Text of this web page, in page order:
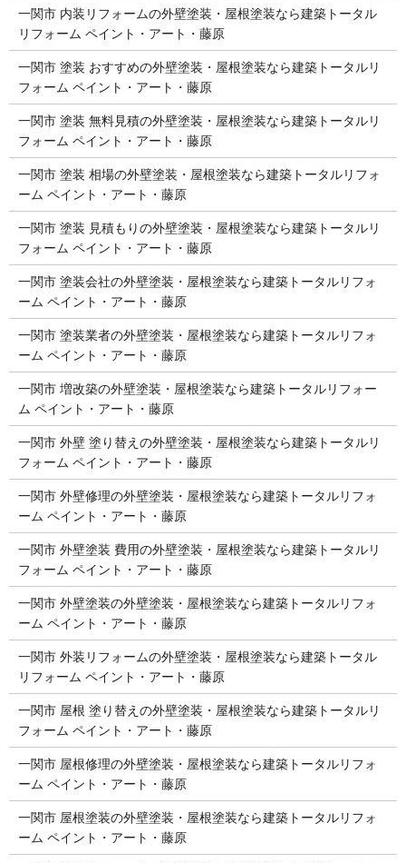
一関市 内装リフォームの外壁塗装・屋根塗装なら建築トータル
リフォーム ペイント・アート・藤原
一関市 塗装 おすすめの外壁塗装・屋根塗装なら建築トータルリ
フォーム ペイント・アート・藤原
一関市 塗装 無料見積の外壁塗装・屋根塗装なら建築トータルリ
フォーム ペイント・アート・藤原
一関市 塗装 相場の外壁塗装・屋根塗装なら建築トータルリフォ
ーム ペイント・アート・藤原
一関市 塗装 見積もりの外壁塗装・屋根塗装なら建築トータルリ
フォーム ペイント・アート・藤原
一関市 塗装会社の外壁塗装・屋根塗装なら建築トータルリフォ
ーム ペイント・アート・藤原
一関市 塗装業者の外壁塗装・屋根塗装なら建築トータルリフォ
ーム ペイント・アート・藤原
一関市 増改築の外壁塗装・屋根塗装なら建築トータルリフォー
ム ペイント・アート・藤原
一関市 外壁 塗り替えの外壁塗装・屋根塗装なら建築トータルリ
フォーム ペイント・アート・藤原
一関市 外壁修理の外壁塗装・屋根塗装なら建築トータルリフォ
ーム ペイント・アート・藤原
一関市 外壁塗装 費用の外壁塗装・屋根塗装なら建築トータルリ
フォーム ペイント・アート・藤原
一関市 外壁塗装の外壁塗装・屋根塗装なら建築トータルリフォ
ーム ペイント・アート・藤原
一関市 外装リフォームの外壁塗装・屋根塗装なら建築トータル
リフォーム ペイント・アート・藤原
一関市 屋根 塗り替えの外壁塗装・屋根塗装なら建築トータルリ
フォーム ペイント・アート・藤原
一関市 屋根修理の外壁塗装・屋根塗装なら建築トータルリフォ
ーム ペイント・アート・藤原
一関市 屋根塗装の外壁塗装・屋根塗装なら建築トータルリフォ
ーム ペイント・アート・藤原